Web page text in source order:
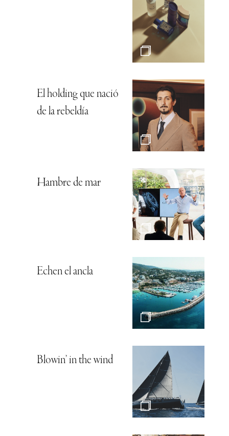
El holding que nació
de la rebeldía
Hambre de mar
Echen el ancla
Blowin’ in the wind